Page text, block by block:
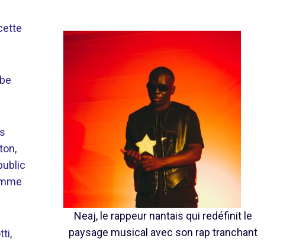
Neaj, le rappeur nantais qui redéfinit le
paysage musical avec son rap tranchant